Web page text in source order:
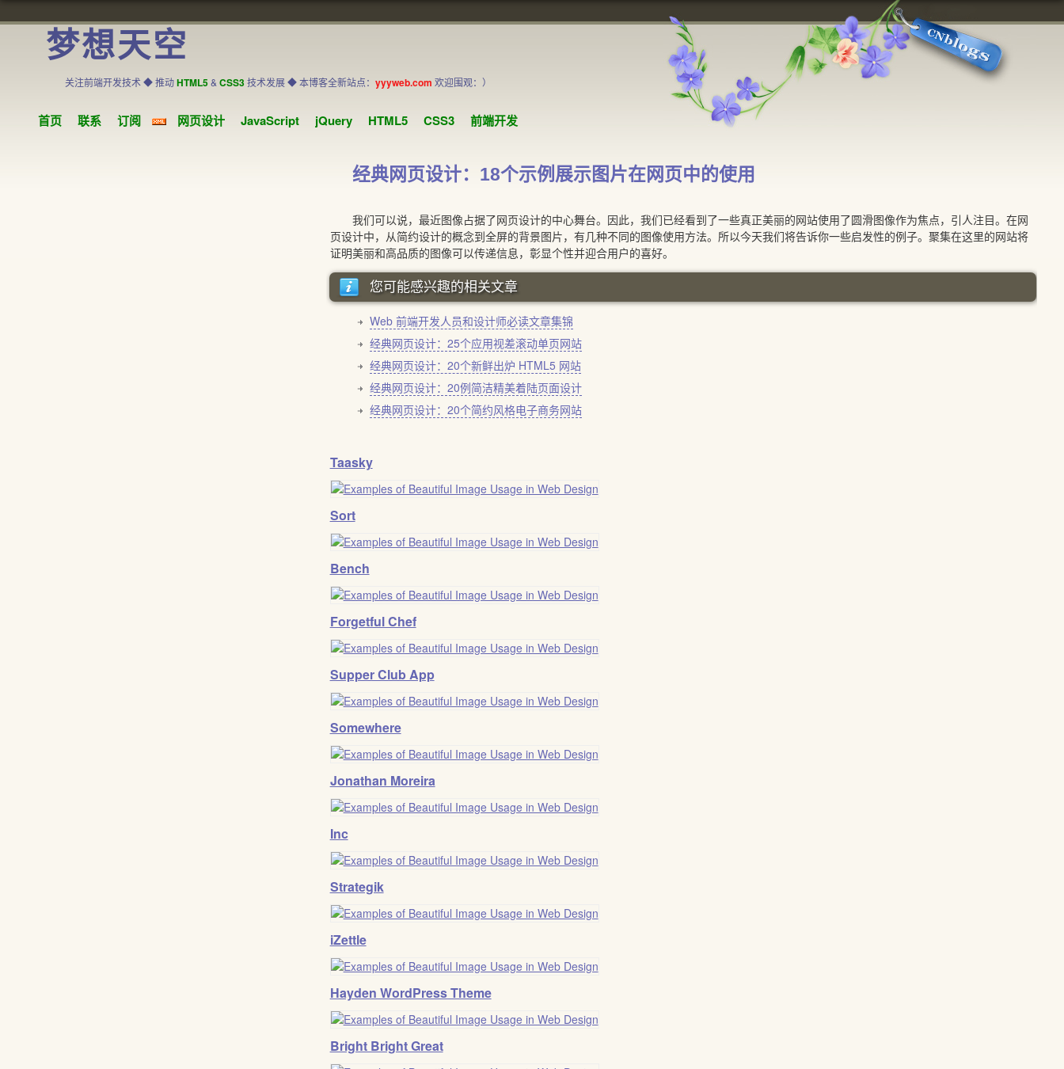
梦想天空
关注前端开发技术 ◆ 推动HTML5& CSS3技术发展 ◆ 本博客全新站点： yyyweb.com 欢迎围观：）
首页 联系 订阅 网页设计 JavaScript jQuery HTML5 CSS3 前端开发
经典网页设计：18个示例展示图片在网页中的使用
我们可以说，最近图像占据了网页设计的中心舞台。 因此，我们已经看到了一些真正美丽的网站使用了圆滑图像作为焦点，引人注目。在网
页设计中， 从简约设计的概念到全屏的背景图片，有几种不同的图像使用方法。 所以今天我们将告诉你一些启发性的例子。 聚集在这里的网站将
证明美丽和高品质的图像可以传递信息，彰显个性并迎合用户的喜好。
您可能感兴趣的相关文章
Web 前端开发人员和设计师必读文章集锦
经典网页设计：25个应用视差滚动单页网站
经典网页设计：20个新鲜出炉 HTML5 网站
经典网页设计：20例简洁精美着陆页面设计
经典网页设计：20个简约风格电子商务网站
Taasky
Sort
Bench
Forgetful Chef
Supper Club App
Somewhere
Jonathan Moreira
Inc
Strategik
iZettle
Hayden WordPress Theme
Bright Bright Great